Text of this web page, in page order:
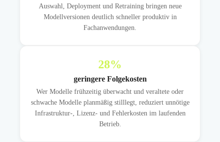
Auswahl, Deployment und Retraining bringen neue
Modellversionen deutlich schneller produktiv in
Fachanwendungen.
28%
geringere Folgekosten
Wer Modelle frühzeitig überwacht und veraltete oder
schwache Modelle planmäßig stilllegt, reduziert unnötige
Infrastruktur-, Lizenz- und Fehlerkosten im laufenden
Betrieb.